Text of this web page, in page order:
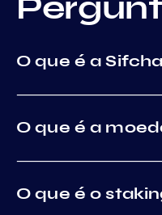
O que é a
O que é a
O que é o